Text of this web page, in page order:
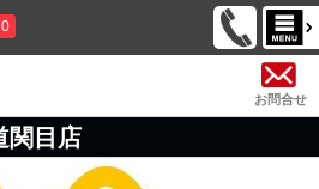
0
お問合せ
目店